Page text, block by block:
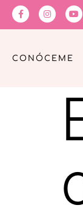
CONÓCEME